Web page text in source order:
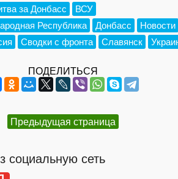
за Донбасс
ВСУ
Республика
Донбасс
Новости
Сводки с фронта Славянск
ПОДЕЛИТЬСЯ
Предыдущая страница
социальную сеть